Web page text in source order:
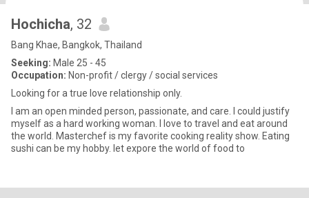
Hochicha, 32
Bang Khae, Bangkok, Thailand
Seeking: Male 25 - 45
Occupation: Non-profit / clergy / social services
Looking for a true love relationship only.
I am an open minded person, passionate, and care. I could justify
myself as a hard working woman. I love to travel and eat around
the world. Masterchef is my favorite cooking reality show. Eating
sushi can be my hobby. let expore the world of food to